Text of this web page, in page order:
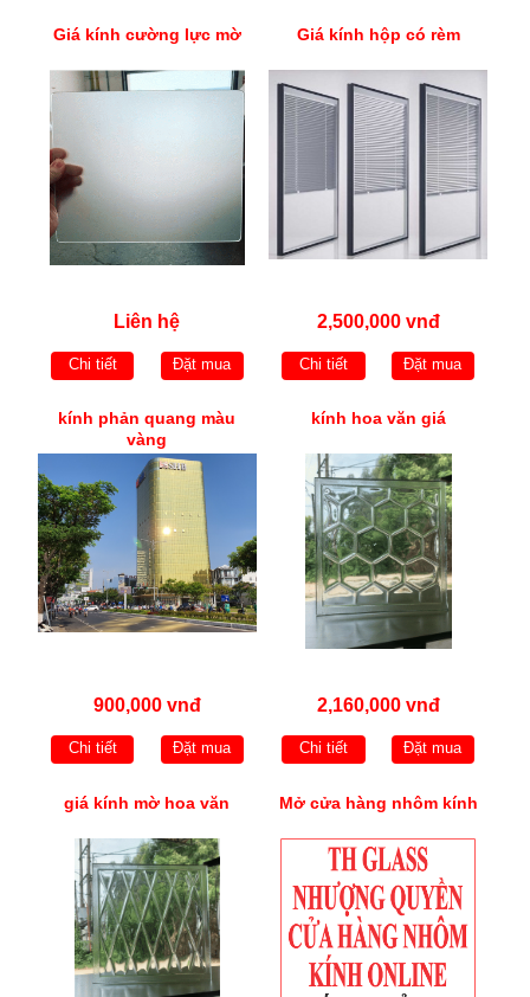
Giá kính cường lực mờ
Liên hệ
Chi tiết Đặt mua
Giá kính hộp có rèm
2,500,000 vnđ
Chi tiết Đặt mua
kính phản quang màu
vàng
900,000 vnđ
Chi tiết Đặt mua
kính hoa văn giá
2,160,000 vnđ
Chi tiết Đặt mua
giá kính mờ hoa văn Mở cửa hàng nhôm kính